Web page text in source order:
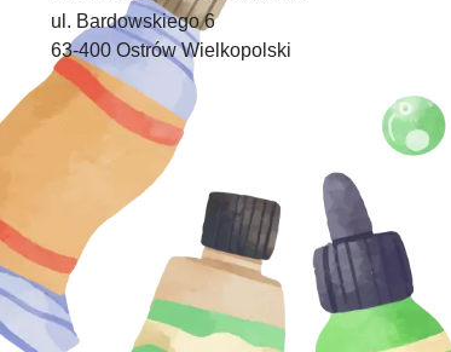
ul. Bardowskiego 6
63-400 Ostrów Wielkopolski